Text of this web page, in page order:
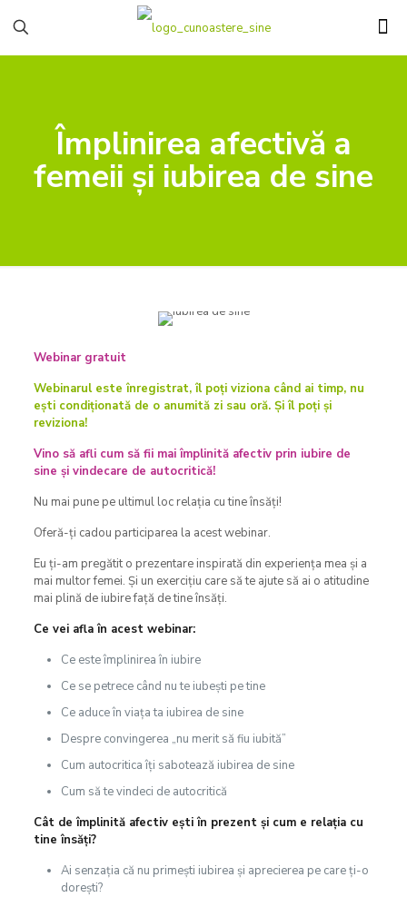
Împlinirea afectivă a
femeii și iubirea de sine
Webinar gratuit
Webinarul este înregistrat, îl poți viziona când ai timp, nu
ești condiționată de o anumită zi sau oră. Și îl poți și
reviziona!
Vino să afli cum să fii mai împlinită afectiv prin iubire de
sine și vindecare de autocritică!
Nu mai pune pe ultimul loc relația cu tine însăți!
Oferă-ți cadou participarea la acest webinar.
Eu ți-am pregătit o prezentare inspirată din experiența mea și a
mai multor femei. Și un exercițiu care să te ajute să ai o atitudine
mai plină de iubire față de tine însăți.
Ce vei afla în acest webinar:
Ce este împlinirea în iubire
Ce se petrece când nu te iubești pe tine
Ce aduce în viața ta iubirea de sine
Despre convingerea „nu merit să fiu iubită”
Cum autocritica îți sabotează iubirea de sine
Cum să te vindeci de autocritică
Cât de împlinită afectiv ești în prezent și cum e relația cu
tine însăți?
Ai senzația că nu primești iubirea și aprecierea pe care ți-o
dorești?